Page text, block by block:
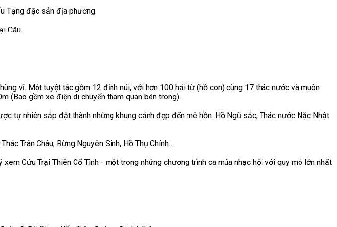
Tạng đặc sản địa phương.
Câu.
vĩ. Một tuyệt tác gồm 12 đỉnh núi, với hơn 100 hải từ (hồ con) cùng 17 thác nước và muôn
(Bao gồm xe điện di chuyển tham quan bên trong).
tự nhiên sắp đặt thành những khung cảnh đẹp đến mê hồn: Hồ Ngũ sắc, Thác nước Nặc Nhật
Trân Châu, Rừng Nguyên Sinh, Hồ Thụ Chính…
Cửu Trại Thiên Cổ Tình - một trong những chương trình ca múa nhạc hội với quy mô lớn nhất